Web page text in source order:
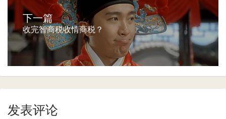
下一篇
收完智商税收情商税？
发表评论